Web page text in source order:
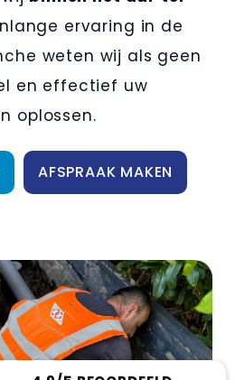
ervaring in de
weten wij als geen
en effectief uw
oplossen.
AFSPRAAK MAKEN